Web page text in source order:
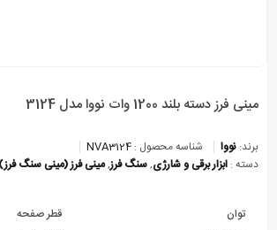
مینی فرز دسته بلند 1200 وات نووا مدل 3124
برند: نووا شناسه محصول : NVA3124
دسته : ابزار برقی و شارژی,سنگ فرز,مینی فرز (مینی سنگ فرز)
توان
قطر صفحه